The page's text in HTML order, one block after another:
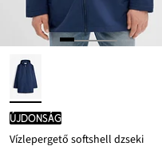
újdonság
Vízlepergető softshell dzseki